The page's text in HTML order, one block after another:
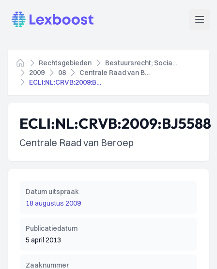
Lexboost
Home
Rechtsgebieden
Bestuursrecht; Socialezekerheidsrecht
2009
08
Centrale Raad van Beroep
ECLI:NL:CRVB:2009:BJ5588
ECLI:NL:CRVB:2009:BJ5588
Centrale Raad van Beroep
Datum uitspraak
18 augustus 2009
Publicatiedatum
5 april 2013
Zaaknummer